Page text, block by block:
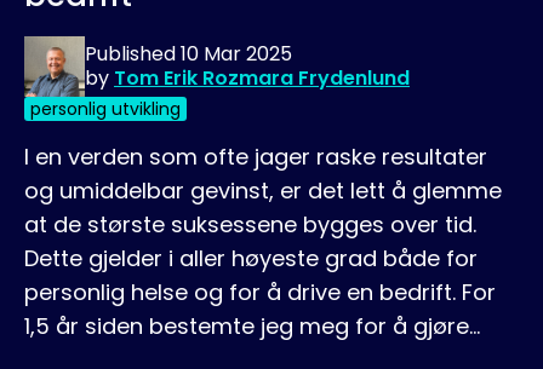
Published10 Mar 2025
by Tom Erik Rozmara Frydenlund
personlig utvikling
I en verden som ofte jager raske resultater
og umiddelbar gevinst, er det lett å glemme
at de største suksessene bygges over tid.
Dette gjelder i aller høyeste grad både for
personlig helse og for å drive en bedrift. For
1,5 år siden bestemte jeg meg for å gjøre…